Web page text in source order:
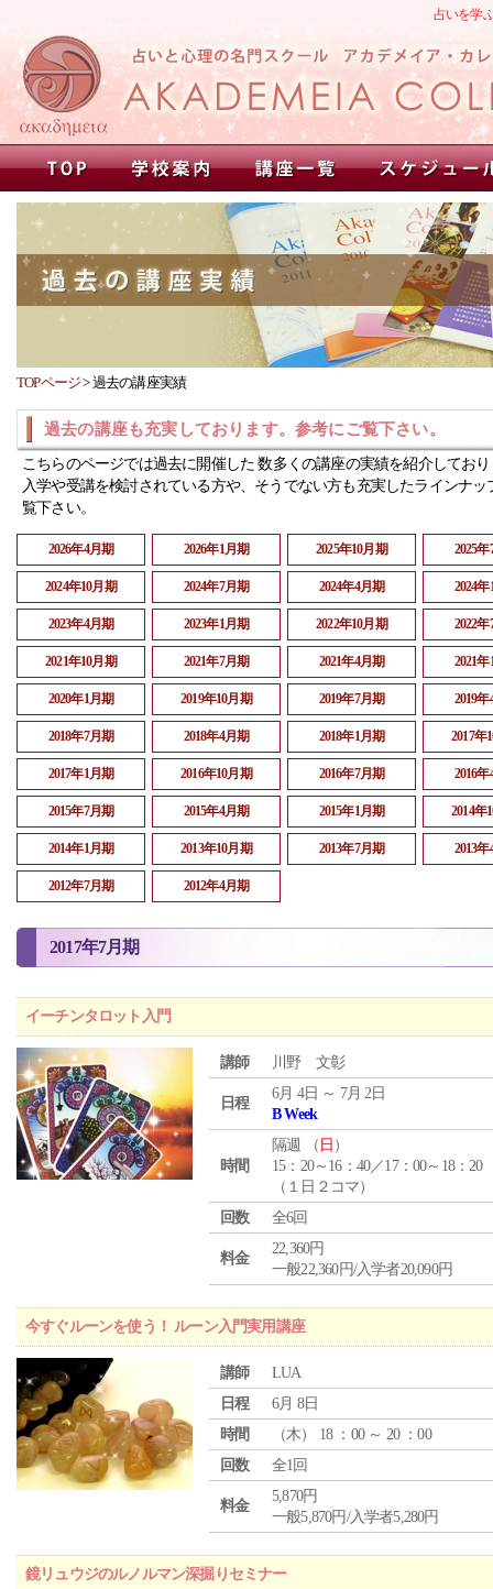
占いを学
TOPページ>過去の講座実績
過去の講座も充実しております。参考にご覧下さい。
こちらのページでは過去に開催した 数多くの講座の実績を紹介してお
入学や受講を検討されている方や、そうでない方も充実したラインナッ
覧下さい。
2026年4月期 2026年1月期 2025年10月期 2025
2024年10月期 2024年7月期 2024年4月期 2024
2023年4月期 2023年1月期 2022年10月期 2022
2021年10月期 2021年7月期 2021年4月期 2021
2020年1月期 2019年10月期 2019年7月期 2019
2018年7月期 2018年4月期 2018年1月期 2017年
2017年1月期 2016年10月期 2016年7月期 2016
2015年7月期 2015年4月期 2015年1月期 2014年
2014年1月期 2013年10月期 2013年7月期 2013
2012年7月期 2012年4月期
2017年7月期
イーチンタロット入門
講師 川野 文彰
日程
6月 4日 ～ 7月 2日
B Week
時間
隔週 （ 日 ）
15：20～16：40／17：00～18：20
（１日２コマ）
回数
全6回
料金
22,360円
一般22,360円/入学者20,090円
今すぐルーンを使う！ ルーン入門実用講座
講師
LUA
日程
6月 8日
時間
（木） 18 ：00 ～ 20 ：00
回数
全1回
料金
5,870円
一般5,870円/入学者5,280円
鏡リュウジのルノルマン深掘りセミナー